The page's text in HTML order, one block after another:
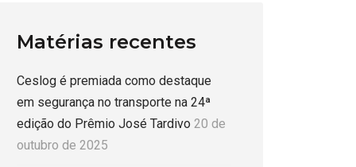
Matérias recentes
Ceslog é premiada como destaque
em segurança no transporte na 24ª
edição do Prêmio José Tardivo 20 de
outubro de 2025